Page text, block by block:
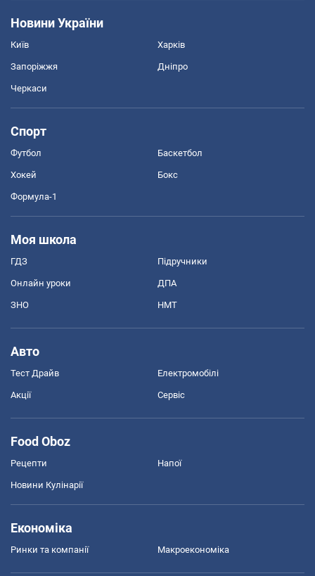
Новини України
Київ Харків
Запоріжжя Дніпро
Черкаси
Спорт
Футбол Баскетбол
Хокей Бокс
Формула-1
Моя школа
ГДЗ Підручники
Онлайн уроки ДПА
ЗНО НМТ
Авто
Тест Драйв Електромобілі
Акції Сервіс
Food Oboz
Рецепти Напої
Новини Кулінарії
Економіка
Ринки та компанії Макроекономіка